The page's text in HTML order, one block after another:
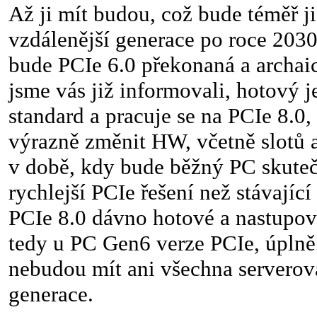
Až ji mít budou, což bude téměř
vzdálenější generace po roce
bude PCIe 6.0 překonaná a
jsme vás již informovali, hotový
standard a pracuje se na PCIe
výrazně změnit HW, včetně slotů
v době, kdy bude běžný PC
rychlejší PCIe řešení než
PCIe 8.0 dávno hotové a
tedy u PC Gen6 verze PCIe,
nebudou mít ani všechna
generace.